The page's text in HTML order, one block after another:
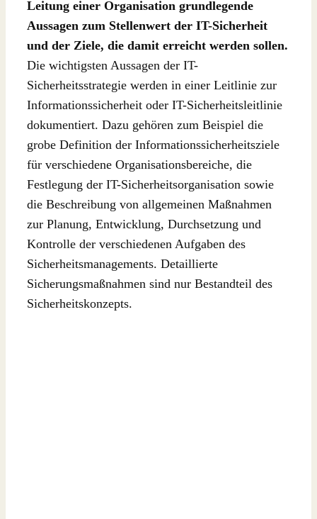
Leitung einer Organisation grundlegende
Aussagen zum Stellenwert der IT-Sicherheit
und der Ziele, die damit erreicht werden sollen.
Die wichtigsten Aussagen der IT-
Sicherheitsstrategie werden in einer Leitlinie zur
Informationssicherheit oder IT-Sicherheitsleitlinie
dokumentiert. Dazu gehören zum Beispiel die
grobe Definition der Informationssicherheitsziele
für verschiedene Organisationsbereiche, die
Festlegung der IT-Sicherheitsorganisation sowie
die Beschreibung von allgemeinen Maßnahmen
zur Planung, Entwicklung, Durchsetzung und
Kontrolle der verschiedenen Aufgaben des
Sicherheitsmanagements. Detaillierte
Sicherungsmaßnahmen sind nur Bestandteil des
Sicherheitskonzepts.